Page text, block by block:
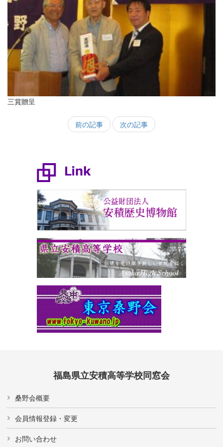
三賞贈呈
前の記事 次の記事
福島県立安積高等学校同窓会
桑野会概要
会員情報登録・変更
お問い合わせ